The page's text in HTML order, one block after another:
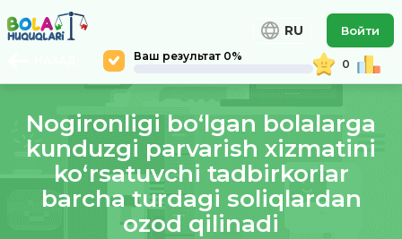
Ваш результат 0%
0
RU Войти
Nogironligi bo‘lgan bolalarga
kunduzgi parvarish xizmatini
ko‘rsatuvchi tadbirkorlar
barcha turdagi soliqlardan
ozod qilinadi